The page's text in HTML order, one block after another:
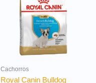
Cachorros
Royal Canin Bulldog